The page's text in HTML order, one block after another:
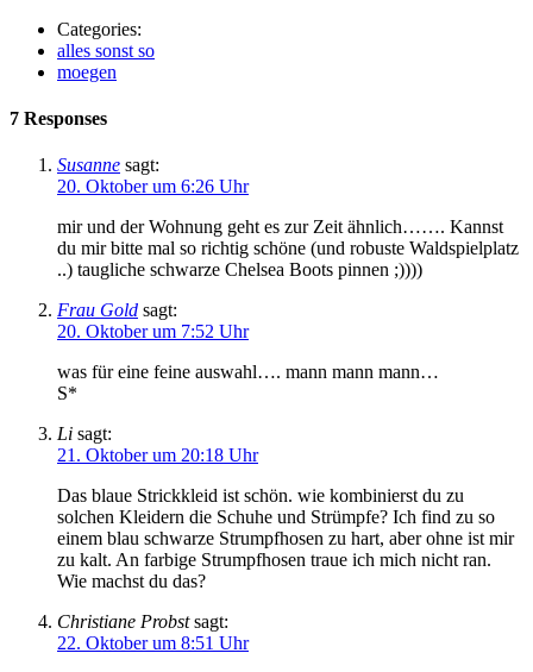
Categories:
alles sonst so
moegen
7 Responses
Susanne sagt:
20. Oktober um 6:26 Uhr
mir und der Wohnung geht es zur Zeit ähnlich……. Kannst
du mir bitte mal so richtig schöne (und robuste Waldspielplatz
..) taugliche schwarze Chelsea Boots pinnen ;))))
Frau Gold sagt:
20. Oktober um 7:52 Uhr
was für eine feine auswahl…. mann mann mann…
S*
Li sagt:
21. Oktober um 20:18 Uhr
Das blaue Strickkleid ist schön. wie kombinierst du zu
solchen Kleidern die Schuhe und Strümpfe? Ich find zu so
einem blau schwarze Strumpfhosen zu hart, aber ohne ist mir
zu kalt. An farbige Strumpfhosen traue ich mich nicht ran.
Wie machst du das?
Christiane Probst sagt:
22. Oktober um 8:51 Uhr